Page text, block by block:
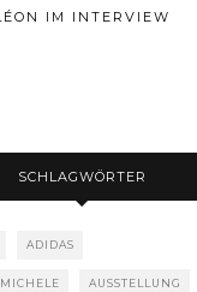
IM INTERVIEW
SCHLAGWÖRTER
ADIDAS
AUSSTELLUNG